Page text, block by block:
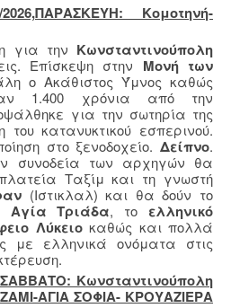
Κομοτηνή-
για την Κωνσταντινούπολη
Επίσκεψη στην Μονή των
ο Ακάθιστος Ύμνος καθώς
1.400 χρόνια από την
για την σωτηρία της
κατανυκτικού εσπερινού.
στο ξενοδοχείο. Δείπνο.
συνοδεία των αρχηγών θα
Ταξίμ και τη γνωστή
(Ιστικλαλ) και θα δούν το
Αγία Τριάδα, το ελληνικό
Λύκειοκαθώς και πολλά
με ελληνικά ονόματα στις
ΣΑΒΒΑΤΟ: Κωνσταντινούπολη
ΑΓΙΑ ΣΟΦΙΑ- ΚΡΟΥΑΖΙΕΡΑ